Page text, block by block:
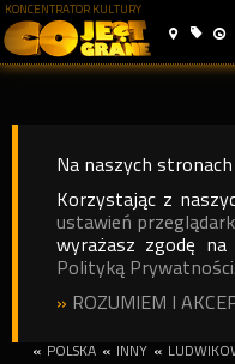
KONCENTRATOR KULTURY
Na naszych
Korzystając z
ustawień
wyrażasz zgodę
Polityką Prywatności.
» ROZUMIEM I
« POLSKA « INNY «